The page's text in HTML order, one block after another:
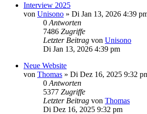
Interview 2025
von Unisono » Di Jan 13, 2026 4:39
0 Antworten
7486 Zugriffe
Letzter Beitrag von Unisono
Di Jan 13, 2026 4:39 pm
Neue Website
von Thomas » Di Dez 16, 2025 9:32
0 Antworten
5377 Zugriffe
Letzter Beitrag von Thomas
Di Dez 16, 2025 9:32 pm